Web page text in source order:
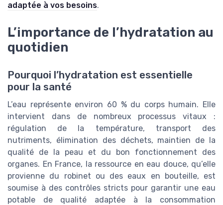
adaptée à vos besoins.
L’importance de l’hydratation au
quotidien
Pourquoi l’hydratation est essentielle
pour la santé
L’eau représente environ 60 % du corps humain. Elle
intervient dans de nombreux processus vitaux :
régulation de la température, transport des
nutriments, élimination des déchets, maintien de la
qualité de la peau et du bon fonctionnement des
organes. En France, la ressource en eau douce, qu’elle
provienne du robinet ou des eaux en bouteille, est
soumise à des contrôles stricts pour garantir une eau
potable de qualité adaptée à la consommation